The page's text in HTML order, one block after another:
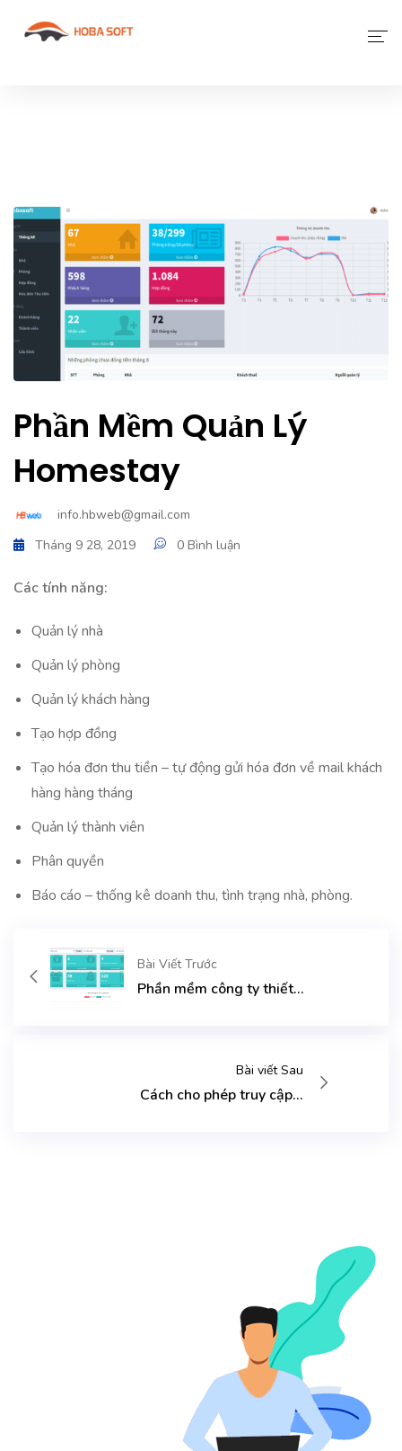
Tin Tức
Liên Hệ
Phần Mềm Quản Lý
Homestay
info.hbweb@gmail.com
Tháng 9 28, 2019
0 Bình luận
Các tính năng:
Quản lý nhà
Quản lý phòng
Quản lý khách hàng
Tạo hợp đồng
Tạo hóa đơn thu tiền – tự động gửi hóa đơn về mail khách
hàng hàng tháng
Quản lý thành viên
Phân quyền
Báo cáo – thống kê doanh thu, tình trạng nhà, phòng.
Bài Viết Trước
Phần mềm công ty thiết...
Bài viết Sau
Cách cho phép truy cập...